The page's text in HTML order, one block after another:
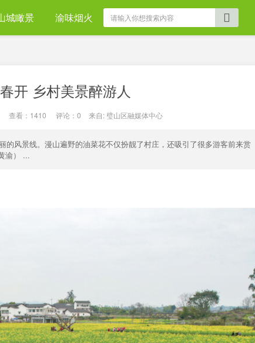
城瞰景 渝味烟火
开 乡村美景醉游人
查看： 1410 评论：0 来自:璧山区融媒体中心
风景线。漫山遍野的油菜花不仅扮靓了村庄，还吸引了很多游客前来赏
渝） ...